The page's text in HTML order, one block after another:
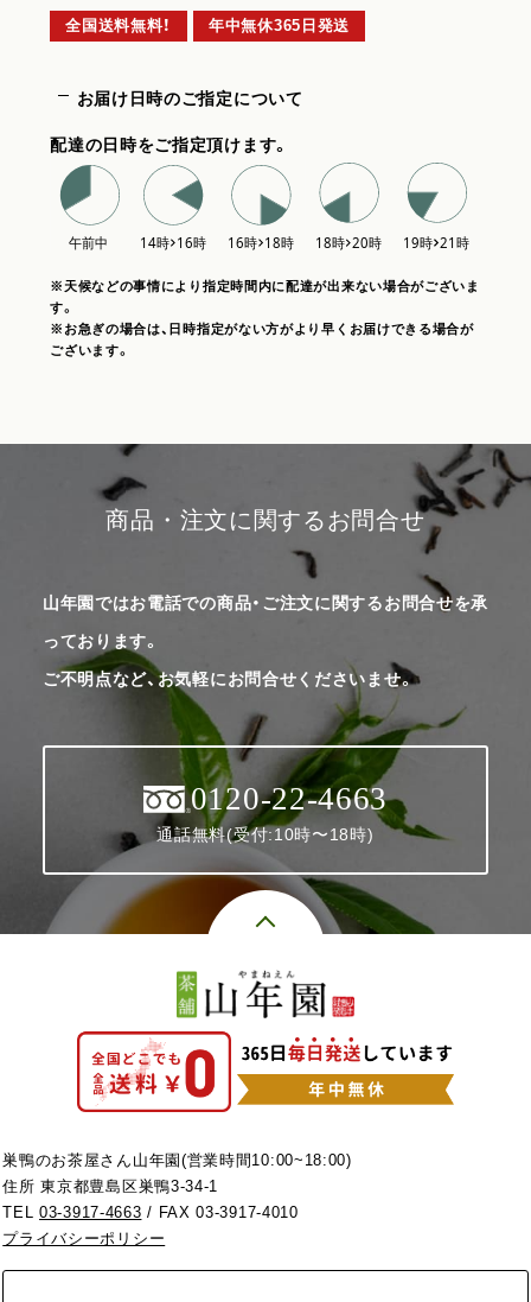
全国送料無料！ 年中無休365日発送
お届け日時のご指定について
配達の日時をご指定頂けます。
※天候などの事情により指定時間内に配達が出来ない場合がございま
す。
※お急ぎの場合は、日時指定がない方がより早くお届けできる場合が
ございます。
商品・注文に関するお問合せ
山年園ではお電話での商品・ご注文に関するお問合せを承
っております。
ご不明点など、お気軽にお問合せくださいませ。
0120-22-4663
通話無料(受付:10時〜18時)
巣鴨のお茶屋さん山年園(営業時間10:00~18:00)
住所 東京都豊島区巣鴨3-34-1
TEL03-3917-4663 / FAX 03-3917-4010
プライバシーポリシー